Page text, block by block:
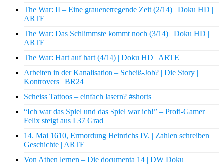
The War: II – Eine grauenerregende Zeit (2/14) | Doku HD |
ARTE
The War: Das Schlimmste kommt noch (3/14) | Doku HD |
ARTE
The War: Hart auf hart (4/14) | Doku HD | ARTE
Arbeiten in der Kanalisation – Scheiß-Job? | Die Story |
Kontrovers | BR24
Scheiss Tattoos – einfach lasern? #shorts
“Ich war das Spiel und das Spiel war ich!” – Profi-Gamer
Felix steigt aus I 37 Grad
14. Mai 1610, Ermordung Heinrichs IV. | Zahlen schreiben
Geschichte | ARTE
Von Athen lernen – Die documenta 14 | DW Doku